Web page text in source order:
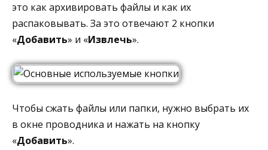
это как архивировать файлы и как их
распаковывать. За это отвечают 2 кнопки
«Добавить» и «Извлечь».
Чтобы сжать файлы или папки, нужно выбрать их
в окне проводника и нажать на кнопку
«Добавить».